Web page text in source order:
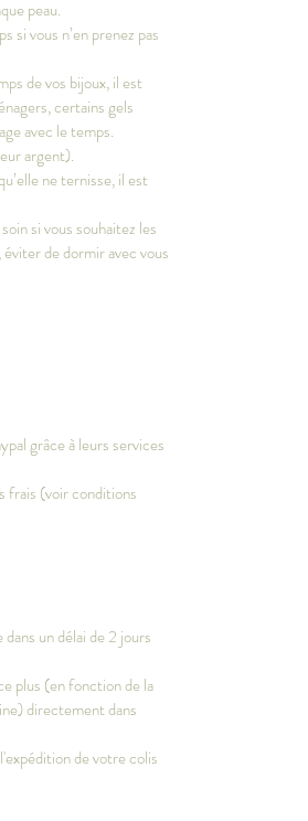
peau.
si vous n’en prenez pas
de vos bijoux, il est
certains gels
avec le temps.
argent).
ne ternisse, il est
si vous souhaitez les
de dormir avec vous
grâce à leurs services
frais (voir conditions
un délai de 2 jours
plus (en fonction de la
directement dans
de votre colis